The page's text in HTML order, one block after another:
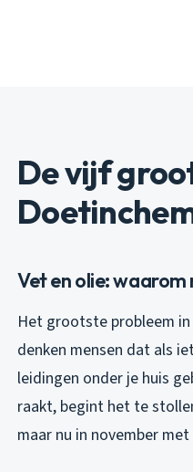
De vijf
Vet en olie: waarom
Het grootste probleem
denken mensen dat als
leidingen onder je huis
raakt, begint het te
maar nu in november